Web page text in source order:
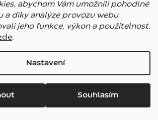
abychom Vám umožnili pohodlné
a díky analýze provozu webu
jeho funkce, výkon a použitelnost.
.
Nastavení
Souhlasím
dnech 7. – 13. 8. bude náš showroom
bez přerušení, expedice objednávek